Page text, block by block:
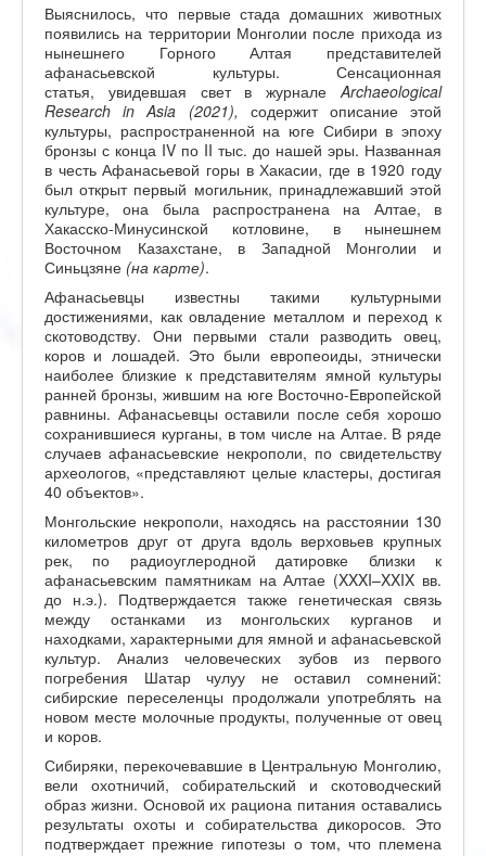
Выяснилось, что первые стада домашних животных
появились на территории Монголии после прихода из
нынешнего Горного Алтая представителей
афанасьевской культуры. Сенсационная
статья, увидевшая свет в журнале Archaeological
Research in Asia (2021), содержит описание этой
культуры, распространенной на юге Сибири в эпоху
бронзы с конца IV по II тыс. до нашей эры. Названная
в честь Афанасьевой горы в Хакасии, где в 1920 году
был открыт первый могильник, принадлежавший этой
культуре, она была распространена на Алтае, в
Хакасско-Минусинской котловине, в нынешнем
Восточном Казахстане, в Западной Монголии и
Синьцзяне (на карте).
Афанасьевцы известны такими культурными
достижениями, как овладение металлом и переход к
скотоводству. Они первыми стали разводить овец,
коров и лошадей. Это были европеоиды, этнически
наиболее близкие к представителям ямной культуры
ранней бронзы, жившим на юге Восточно-Европейской
равнины. Афанасьевцы оставили после себя хорошо
сохранившиеся курганы, в том числе на Алтае. В ряде
случаев афанасьевские некрополи, по свидетельству
археологов, «представляют целые кластеры, достигая
40 объектов».
Монгольские некрополи, находясь на расстоянии 130
километров друг от друга вдоль верховьев крупных
рек, по радиоуглеродной датировке близки к
афанасьевским памятникам на Алтае (XXXI–XXIX вв.
до н.э.). Подтверждается также генетическая связь
между останками из монгольских курганов и
находками, характерными для ямной и афанасьевской
культур. Анализ человеческих зубов из первого
погребения Шатар чулуу не оставил сомнений:
сибирские переселенцы продолжали употреблять на
новом месте молочные продукты, полученные от овец
и коров.
Сибиряки, перекочевавшие в Центральную Монголию,
вели охотничий, собирательский и скотоводческий
образ жизни. Основой их рациона питания оставались
результаты охоты и собирательства дикоросов. Это
подтверждает прежние гипотезы о том, что племена